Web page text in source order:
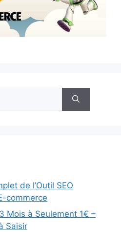
de l’Outil SEO
commerce
Mois à Seulement 1€ –
Saisir